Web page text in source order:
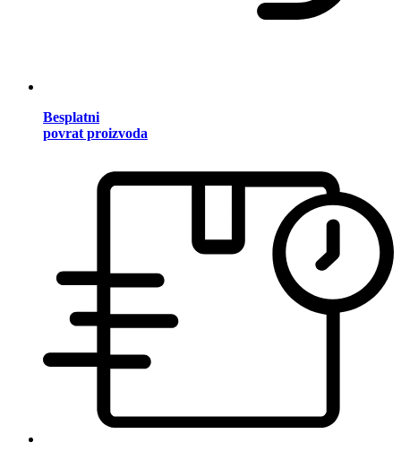
Besplatni
povrat proizvoda